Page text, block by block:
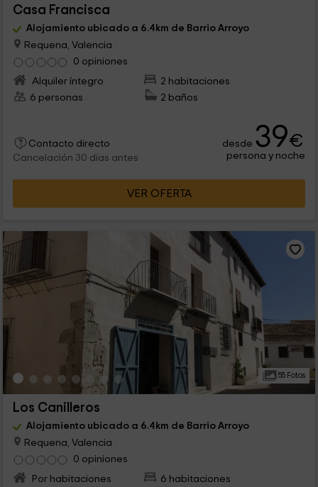
Casa Francisca
Alojamiento ubicado a 6.4km de Barrio Arroyo
Requena, Valencia
0 opiniones
Alquiler íntegro
2 habitaciones
6 personas
2 baños
Contacto directo
Cancelación 30 días antes
desde 39€
persona y noche
VER OFERTA
55 Fotos
Los Canilleros
Alojamiento ubicado a 6.4km de Barrio Arroyo
Requena, Valencia
0 opiniones
Por habitaciones
6 habitaciones